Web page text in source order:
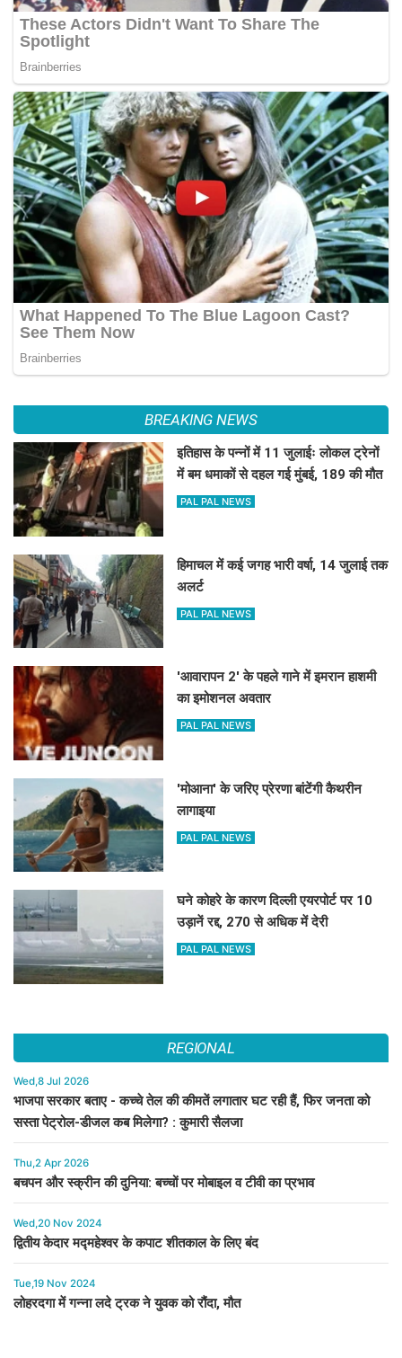
BREAKING NEWS
इतिहास के पन्नों में 11 जुलाईः लोकल ट्रेनों
में बम धमाकों से दहल गई मुंबई, 189 की मौत
PAL PAL NEWS
हिमाचल में कई जगह भारी वर्षा, 14 जुलाई तक
अलर्ट
PAL PAL NEWS
'आवारापन 2' के पहले गाने में इमरान हाशमी
का इमोशनल अवतार
PAL PAL NEWS
'मोआना' के जरिए प्रेरणा बांटेंगी कैथरीन
लागाइया
PAL PAL NEWS
घने कोहरे के कारण दिल्ली एयरपोर्ट पर 10
उड़ानें रद्द, 270 से अधिक में देरी
PAL PAL NEWS
REGIONAL
Wed,8 Jul 2026
भाजपा सरकार बताए - कच्चे तेल की कीमतें लगातार घट रही हैं, फिर जनता को
सस्ता पेट्रोल-डीजल कब मिलेगा? : कुमारी सैलजा
Thu,2 Apr 2026
बचपन और स्क्रीन की दुनिया: बच्चों पर मोबाइल व टीवी का प्रभाव
Wed,20 Nov 2024
द्वितीय केदार मद्महेश्वर के कपाट शीतकाल के लिए बंद
Tue,19 Nov 2024
लोहरदगा में गन्ना लदे ट्रक ने युवक को रौंदा, मौत